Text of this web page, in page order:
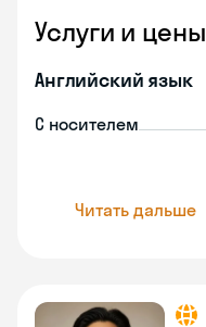
Услуги и цены
Английский язык
С носителем
Читать дальше